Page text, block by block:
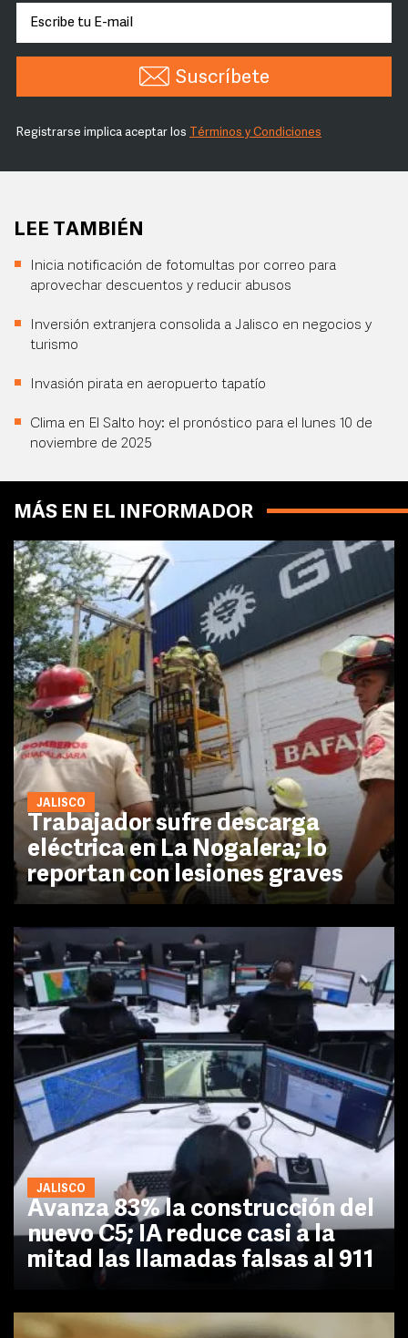
Suscríbete
Registrarse implica aceptar los Términos y Condiciones
LEE TAMBIÉN
Inicia notificación de fotomultas por correo para
aprovechar descuentos y reducir abusos
Inversión extranjera consolida a Jalisco en negocios y
turismo
Invasión pirata en aeropuerto tapatío
Clima en El Salto hoy: el pronóstico para el lunes 10 de
noviembre de 2025
MÁS EN EL INFORMADOR
JALISCO
Trabajador sufre descarga
eléctrica en La Nogalera; lo
reportan con lesiones graves
JALISCO
Avanza 83% la construcción del
nuevo C5; IA reduce casi a la
mitad las llamadas falsas al 911